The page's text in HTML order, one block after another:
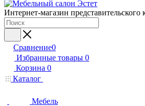
Интернет-магазин представительского
Сравнение0
Избранные товары 0
Корзина 0
Каталог
Мебель